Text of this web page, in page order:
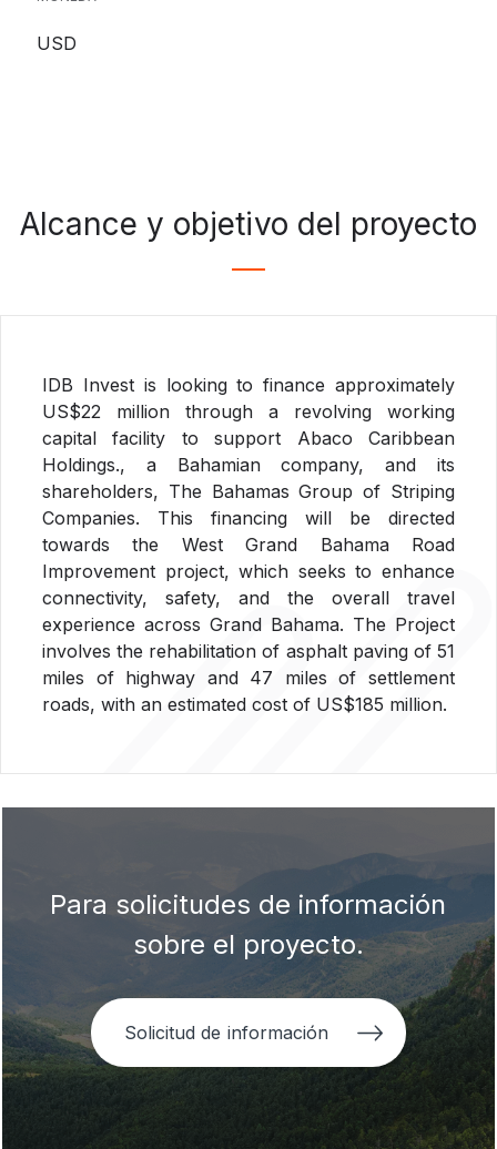
USD
Alcance y objetivo del proyecto
IDB Invest is looking to finance approximately
US$22 million through a revolving working
capital facility to support Abaco Caribbean
Holdings., a Bahamian company, and its
shareholders, The Bahamas Group of Striping
Companies. This financing will be directed
towards the West Grand Bahama Road
Improvement project, which seeks to enhance
connectivity, safety, and the overall travel
experience across Grand Bahama. The Project
involves the rehabilitation of asphalt paving of 51
miles of highway and 47 miles of settlement
roads, with an estimated cost of US$185 million.
Para solicitudes de información
sobre el proyecto.
Solicitud de información